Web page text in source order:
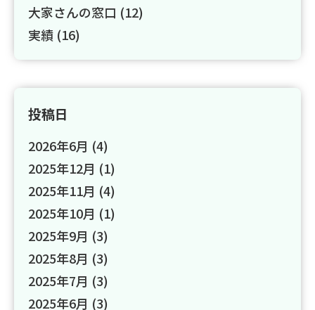
大家さんの窓口 (12)
実績 (16)
投稿日
2026年6月 (4)
2025年12月 (1)
2025年11月 (4)
2025年10月 (1)
2025年9月 (3)
2025年8月 (3)
2025年7月 (3)
2025年6月 (3)